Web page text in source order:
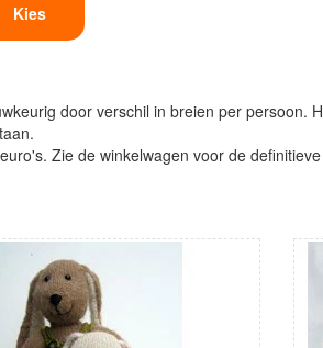
Kies
door verschil in breien per persoon.
Zie de winkelwagen voor de